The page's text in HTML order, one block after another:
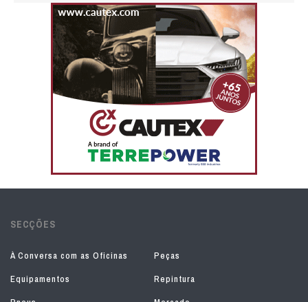
SECÇÕES
À Conversa com as Oficinas
Peças
Equipamentos
Repintura